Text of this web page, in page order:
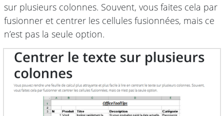
sur plusieurs colonnes. Souvent, vous faites cela par
fusionner et centrer les cellules fusionnées, mais ce
n’est pas la seule option.